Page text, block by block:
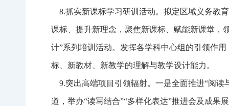
8.抓实新课标学习研训活动。拟定区域义务教
课标、提升新理念，聚焦新课标、赋能新课堂，
计”系列培训活动。发挥各学科中心组的引领作
标、新教材、新教学的理解与教学设计能力。
9.突出高端项目引领辐射。一是全面推进“阅读
道，举办“读写结合”“多样化表达”推进会及成果